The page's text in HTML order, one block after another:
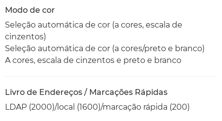
Modo de cor
Seleção automática de cor (a cores, escala de
cinzentos)
Seleção automática de cor (a cores/preto e branco)
A cores, escala de cinzentos e preto e branco
Livro de Endereços / Marcações Rápidas
LDAP (2000)/local (1600)/marcação rápida (200)